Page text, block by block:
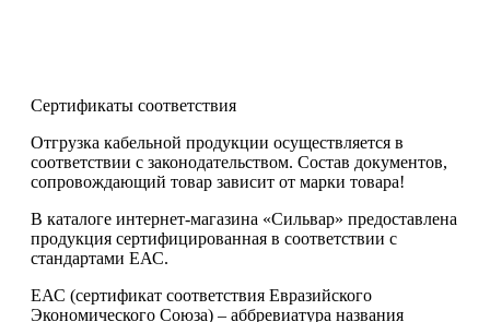
Сертификаты соответствия
Отгрузка кабельной продукции осуществляется в
соответствии с законодательством. Состав документов,
сопровождающий товар зависит от марки товара!
В каталоге интернет-магазина «Сильвар» предоставлена
продукция сертифицированная в соответствии с
стандартами ЕАС.
ЕАС (сертификат соответствия Евразийского
Экономического Союза) – аббревиатура названия